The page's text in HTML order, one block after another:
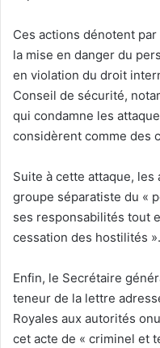
Ces actions dénotent
la mise en danger du
en violation du droit
Conseil de sécurité,
qui condamne les
considèrent comme des
Suite à cette attaque,
groupe séparatiste du «
ses responsabilités tout
cessation des hostilités ».
Enfin, le Secrétaire
teneur de la lettre
Royales aux autorités
cet acte de « criminel et